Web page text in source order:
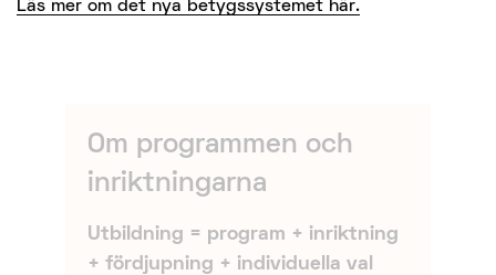
Läs mer om det nya betygssystemet här.
Om programmen och
inriktningarna
Utbildning = program + inriktning
+ fördjupning + individuella val